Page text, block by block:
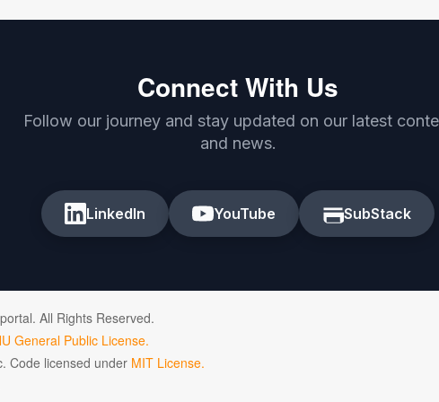
Connect With Us
Follow our journey and stay updated on our latest
and news.
LinkedIn YouTube SubStack
All Rights Reserved.
General Public License.
Code licensed under MIT License.